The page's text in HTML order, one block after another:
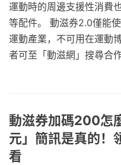
運動時的周邊支援性消費
等配件。 動滋券2.0僅能
運動產業，不可用在運動
者可至「動滋網」搜尋合作
動滋券加碼200怎
元」簡訊是真的！
看